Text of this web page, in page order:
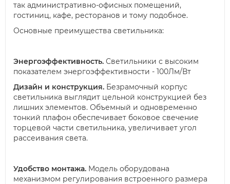
так административно-офисных помещений,
гостиниц, кафе, ресторанов и тому подобное.
Основные преимущества светильника:
Энергоэффективность. Светильники с высоким
показателем энергоэффективности - 100Лм/Вт
Дизайн и конструкция. Безрамочный корпус
светильника выглядит цельной конструкцией без
лишних элементов. Объемный и одновременно
тонкий плафон обеспечивает боковое свечение
торцевой части светильника, увеличивает угол
рассеивания света.
Удобство монтажа. Модель оборудована
механизмом регулирования встроенного размера